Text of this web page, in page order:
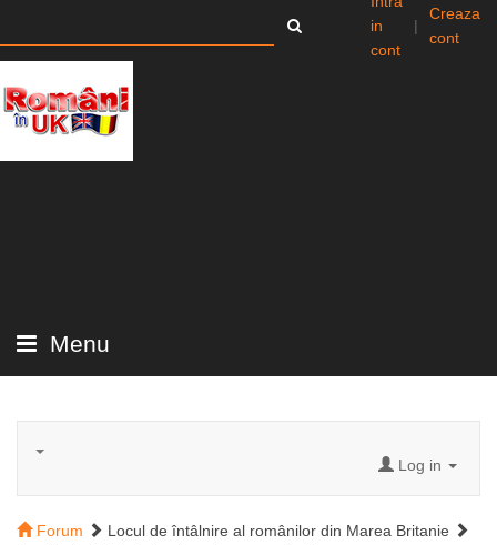
in
cont
|
Creaza
cont
Menu
Log in
Forum
Locul de întâlnire al românilor din Marea Britanie